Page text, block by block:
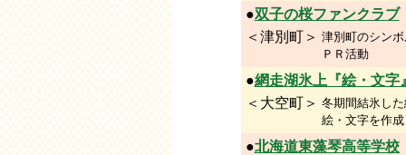
●双子の桜ファンクラブ
＜津別町＞ 津別町のシン
ＰＲ活動
●網走湖氷上『絵・文字
＜大空町＞ 冬期間結氷し
絵・文字を作成
●北海道東藻琴高等学校